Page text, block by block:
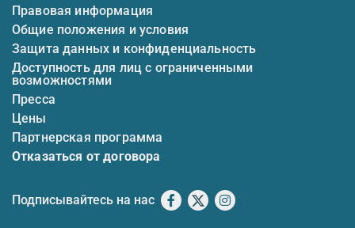
Правовая информация
Общие положения и условия
Защита данных и конфиденциальность
Доступность для лиц с ограниченными
возможностями
Пресса
Цены
Партнерская программа
Отказаться от договора
Подписывайтесь на нас Facebook
X Instagram